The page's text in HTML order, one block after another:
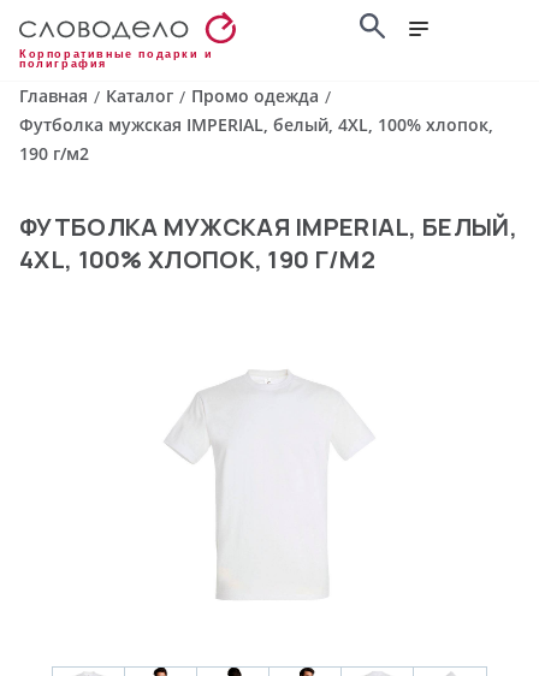
Корпоративные подарки и
полиграфия
Главная / Каталог / Промо одежда /
Футболка мужская IMPERIAL, белый, 4XL, 100% хлопок,
190 г/м2
ФУТБОЛКА МУЖСКАЯ IMPERIAL, БЕЛЫЙ,
4XL, 100% ХЛОПОК, 190 Г/М2